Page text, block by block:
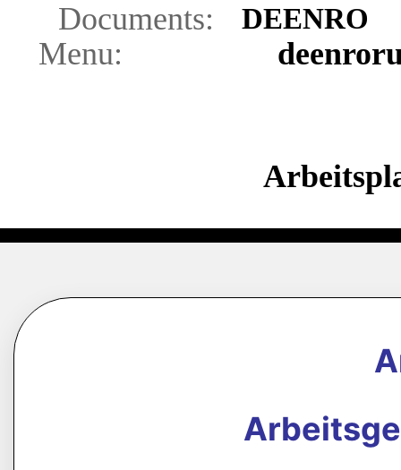
Documents: DEENRO
Menu: deenro